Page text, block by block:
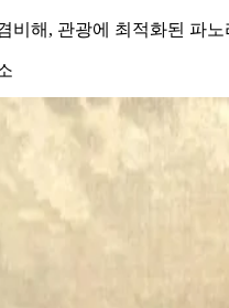
비해, 관광에 최적화된 파